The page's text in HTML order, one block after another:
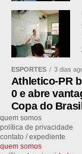
ESPORTES 3 dias
Athletico-PR
0 e abre
Copa do
quem somos
política de privacidade
contato / expediente
quem somos